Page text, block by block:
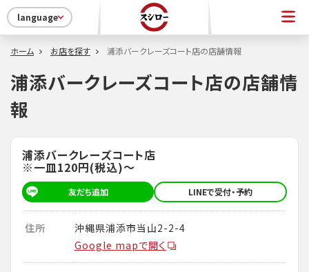
language
ホーム お店を探す 浦添バークレーズコート店の店舗情報
浦添バークレーズコート店の店舗情
報
浦添バークレーズコート店
※一皿120円(税込)～
友だち追加 LINEで受付・予約
住所
沖縄県浦添市当山2-2-4
Google mapで開く